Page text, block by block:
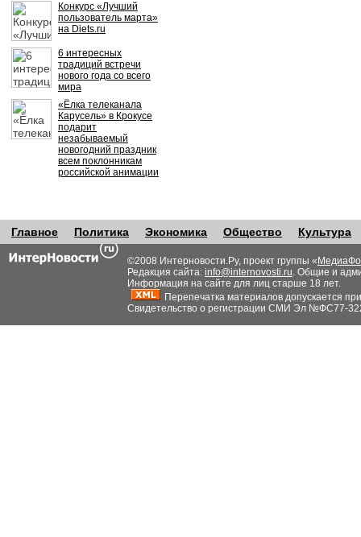
Конкурс «Лучший
пользователь марта»
на Diets.ru
6 интересных
традиций встречи
нового года со всего
мира
«Ёлка телеканала
Карусель» в Крокусе
подарит
незабываемый
новогодний праздник
всем поклонникам
российской анимации
Главное Политика Экономика Общество Культура
©2008 Интерновости.Ру, проект группы «
Редакция сайта: info@internovosti.ru. Общие и
Информация на сайте для лиц старше 18 лет.
Перепечатка материалов допускается
Свидетельство о регистрации СМИ Эл №ФС77-